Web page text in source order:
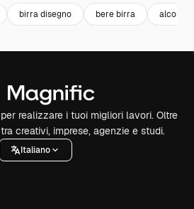
birra disegno bere birra alcol
realizzare i tuoi migliori lavori. Oltre
creativi, imprese, agenzie e studi.
Italiano